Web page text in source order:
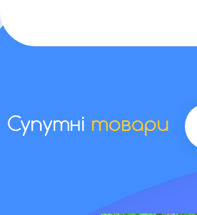
Супутні товари